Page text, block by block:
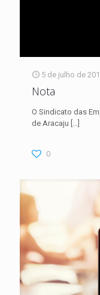
5 de julho de
Nota
O Sindicato das
de Aracaju […]
0